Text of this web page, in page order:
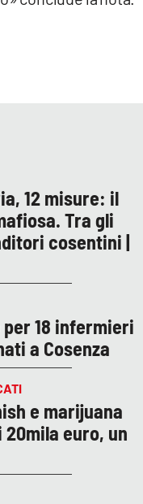
12 misure: il
Tra gli
cosentini |
18 infermieri
a Cosenza
e marijuana
euro, un